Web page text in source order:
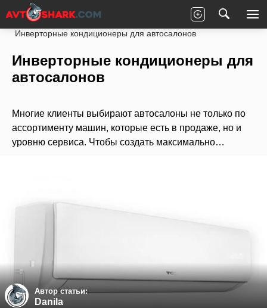
Главная Статьи
Новости партнеров
Инверторные кондиционеры для автосалонов
Инверторные кондиционеры для
автосалонов
Многие клиенты выбирают автосалоны не только по
ассортименту машин, которые есть в продаже, но и
уровню сервиса. Чтобы создать максимально…
Автор статьи:
Danila